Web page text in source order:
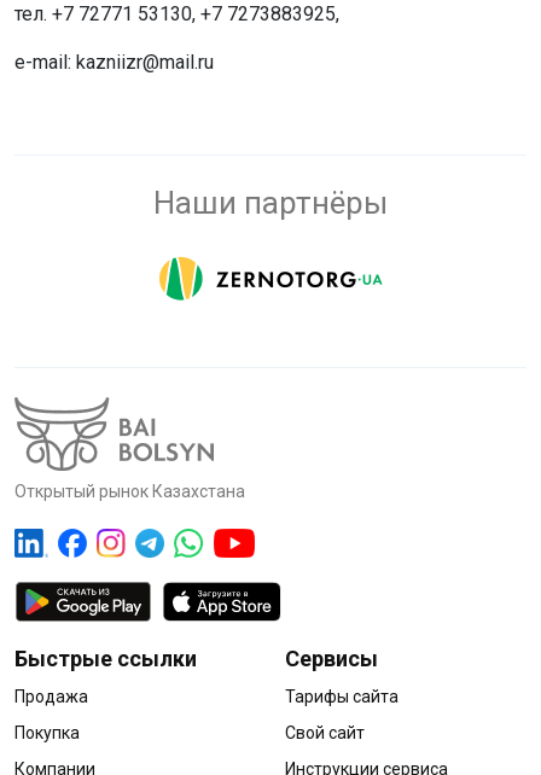
тел. +7 72771 53130, +7 7273883925,
e-mail: kazniizr@mail.ru
Наши партнёры
Открытый рынок Казахстана
Быстрые ссылки
Продажа
Покупка
Компании
Сервисы
Тарифы сайта
Свой сайт
Инструкции сервиса